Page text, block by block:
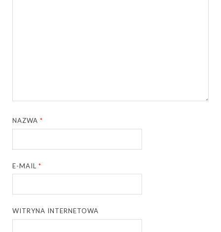
NAZWA*
E-MAIL*
WITRYNA INTERNETOWA